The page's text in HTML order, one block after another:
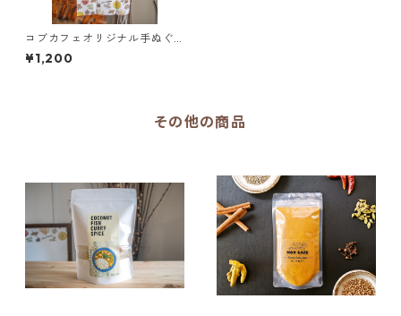
コブカフェオリジナル手ぬぐ
い
¥1,200
その他の商品